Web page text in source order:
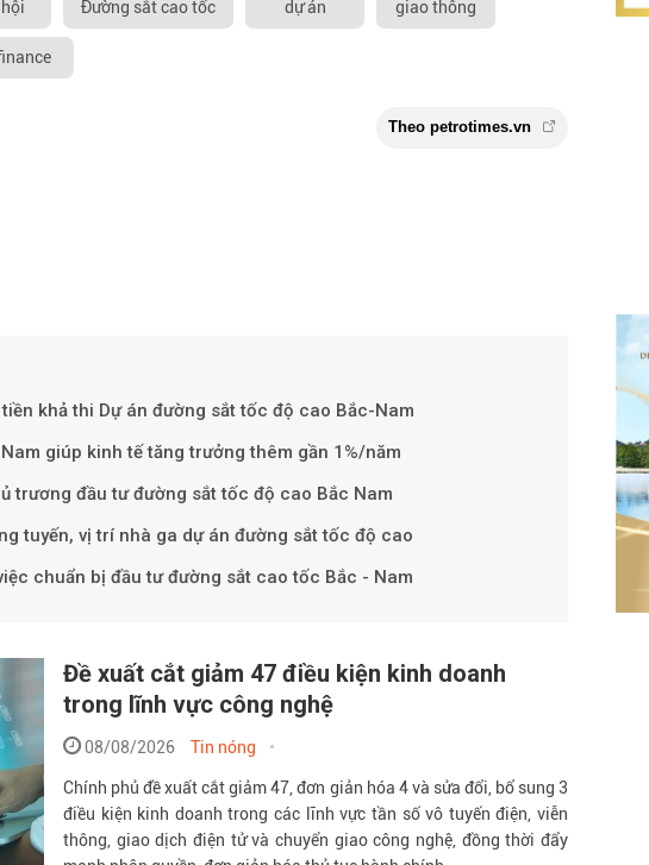
Đường sắt cao tốc dự án giao thông
Theo petrotimes.vn
khả thi Dự án đường sắt tốc độ cao Bắc-Nam
giúp kinh tế tăng trưởng thêm gần 1%/năm
trương đầu tư đường sắt tốc độ cao Bắc Nam
tuyến, vị trí nhà ga dự án đường sắt tốc độ cao
chuẩn bị đầu tư đường sắt cao tốc Bắc - Nam
Đề xuất cắt giảm 47 điều kiện kinh doanh
trong lĩnh vực công nghệ
08/08/2026 Tin nóng
Chính phủ đề xuất cắt giảm 47, đơn giản hóa 4 và sửa đổi, bổ sung 3
điều kiện kinh doanh trong các lĩnh vực tần số vô tuyến điện, viễn
thông, giao dịch điện tử và chuyển giao công nghệ, đồng thời đẩy